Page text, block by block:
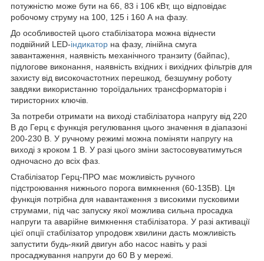
потужністю може бути на 66, 83 і 106 кВт, що відповідає
робочому струму на 100, 125 і 160 А на фазу.
До особливостей цього стабілізатора можна віднести
подвійний LED-індикатор на фазу, лінійна смуга
завантаження, наявність механічного транзиту (байпас),
підлогове виконання, наявність вхідних і вихідних фільтрів для
захисту від високочастотних перешкод, безшумну роботу
завдяки використанню тороїдальних трансформаторів і
тиристорних ключів.
За потреби отримати на виході стабілізатора напругу від 220
В до Герц є функція регулювання цього значення в діапазоні
200-230 В. У ручному режимі можна поміняти напругу на
виході з кроком 1 В. У разі цього зміни застосовуватимуться
одночасно до всіх фаз.
Стабілізатор Герц-ПРО має можливість ручного
підстроювання нижнього порога вимкнення (60-135В). Ця
функція потрібна для навантаження з високими пусковими
струмами, під час запуску якої можлива сильна просадка
напруги та аварійне вимкнення стабілізатора. У разі активації
цієї опції стабілізатор упродовж хвилини дасть можливість
запустити будь-який двигун або насос навіть у разі
просаджування напруги до 60 В у мережі.